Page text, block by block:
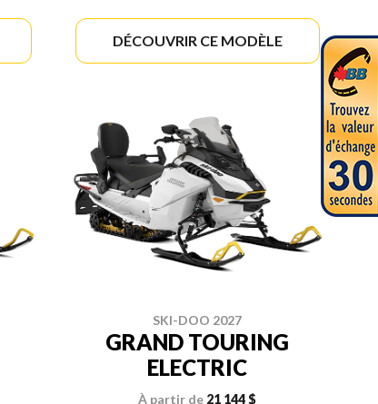
DÉCOUVRIR CE MODÈLE
SKI-DOO 2027
GRAND TOURING
ELECTRIC
À partir de 21 144 $